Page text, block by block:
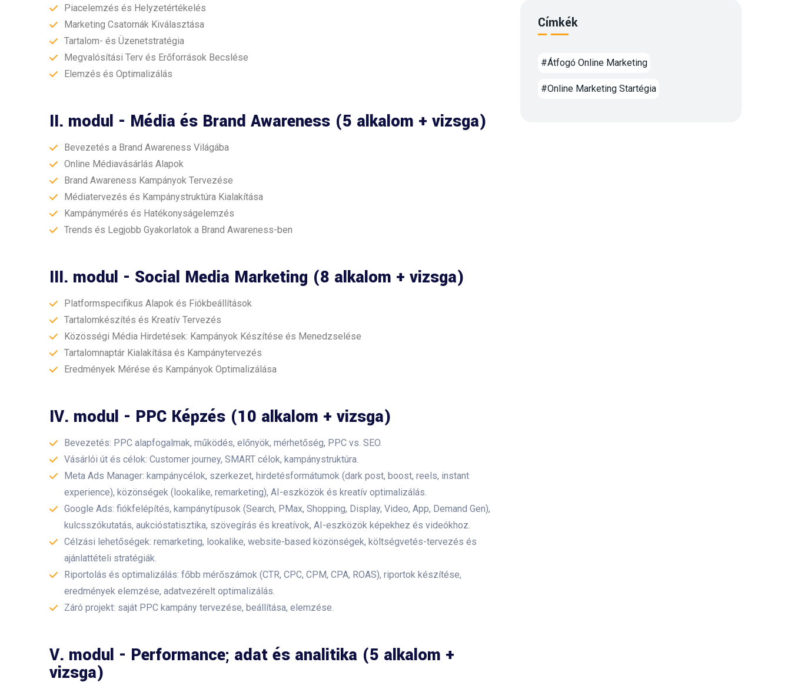
Piacelemzés és Helyzetértékelés
Marketing Csatornák Kiválasztása
Tartalom- és Üzenetstratégia
Megvalósítási Terv és Erőforrások Becslése
Elemzés és Optimalizálás
II. modul - Média és Brand Awareness (5 alkalom + vizsga)
Bevezetés a Brand Awareness Világába
Online Médiavásárlás Alapok
Brand Awareness Kampányok Tervezése
Médiatervezés és Kampánystruktúra Kialakítása
Kampánymérés és Hatékonyságelemzés
Trends és Legjobb Gyakorlatok a Brand Awareness-ben
III. modul - Social Media Marketing (8 alkalom + vizsga)
Platformspecifikus Alapok és Fiókbeállítások
Tartalomkészítés és Kreatív Tervezés
Közösségi Média Hirdetések: Kampányok Készítése és Menedzselése
Tartalomnaptár Kialakítása és Kampánytervezés
Eredmények Mérése és Kampányok Optimalizálása
IV. modul - PPC Képzés (10 alkalom + vizsga)
Bevezetés: PPC alapfogalmak, működés, előnyök, mérhetőség, PPC vs. SEO.
Vásárlói út és célok: Customer journey, SMART célok, kampánystruktúra.
Meta Ads Manager: kampánycélok, szerkezet, hirdetésformátumok (dark post, boost, reels, instant
experience), közönségek (lookalike, remarketing), AI-eszközök és kreatív optimalizálás.
Google Ads: fiókfelépítés, kampánytípusok (Search, PMax, Shopping, Display, Video, App, Demand Gen),
kulcsszókutatás, aukcióstatisztika, szövegírás és kreatívok, AI-eszközök képekhez és videókhoz.
Célzási lehetőségek: remarketing, lookalike, website-based közönségek, költségvetés-tervezés és
ajánlattételi stratégiák.
Riportolás és optimalizálás: főbb mérőszámok (CTR, CPC, CPM, CPA, ROAS), riportok készítése,
eredmények elemzése, adatvezérelt optimalizálás.
Záró projekt: saját PPC kampány tervezése, beállítása, elemzése.
V. modul - Performance; adat és analitika (5 alkalom +
vizsga)
Címkék
#Átfogó Online Marketing
#Online Marketing Startégia